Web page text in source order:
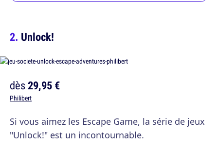
Unlock!
dès29,95 €
Philibert
Si vous aimez les Escape Game, la série de jeux
"Unlock!" est un incontournable.